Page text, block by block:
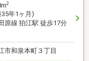
2
年1ヶ月)
原線 狛江駅 徒歩17分
市和泉本町３丁目